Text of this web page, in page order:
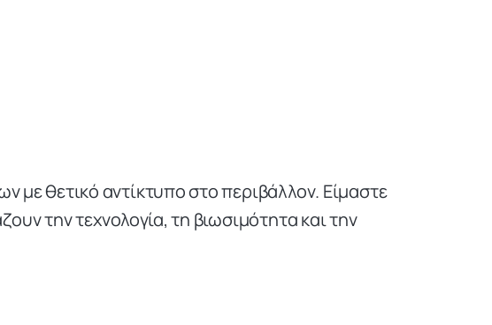
με θετικό αντίκτυπο στο περιβάλλον. Είμαστε
την τεχνολογία, τη βιωσιμότητα και την